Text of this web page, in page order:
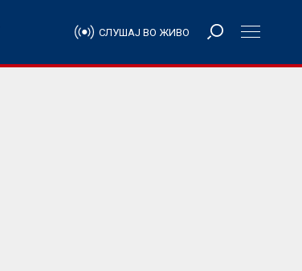
СЛУШАЈ ВО ЖИВО